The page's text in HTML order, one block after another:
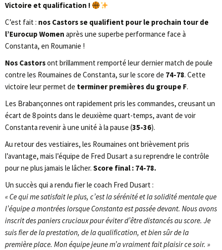
Victoire et qualification !
C’est fait : nos Castors se qualifient pour le prochain tour de
l’Eurocup Women après une superbe performance face à
Constanta, en Roumanie !
Nos Castorsont brillamment remporté leur dernier match de poule
contre les Roumaines de Constanta, sur le score de 74-78. Cette
victoire leur permet de terminer premières du groupe F.
Les Brabançonnes ont rapidement pris les commandes, creusant un
écart de 8 points dans le deuxième quart-temps, avant de voir
Constanta revenir à une unité à la pause (35-36).
Au retour des vestiaires, les Roumaines ont brièvement pris
l’avantage, mais l’équipe de Fred Dusart a su reprendre le contrôle
pour ne plus jamais le lâcher. Score final : 74-78.
Un succès qui a rendu fier le coach Fred Dusart :
« Ce qui me satisfait le plus, c’est la sérénité et la solidité mentale que
l’équipe a montrées lorsque Constanta est passée devant. Nous avons
inscrit des paniers cruciaux pour éviter d’être distancés au score. Je
suis fier de la prestation, de la qualification, et bien sûr de la
première place. Mon équipe jeune m’a vraiment fait plaisir ce soir. »